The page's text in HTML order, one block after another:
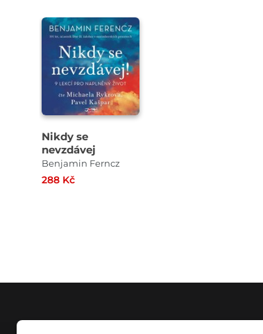
Nikdy se
nevzdávej
Benjamin Ferncz
288 Kč